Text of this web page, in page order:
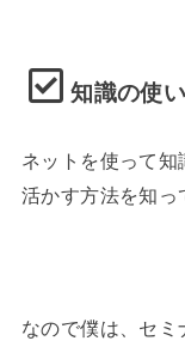
知識の使
ネットを使って
活かす方法を知っ
なので僕は、セミ